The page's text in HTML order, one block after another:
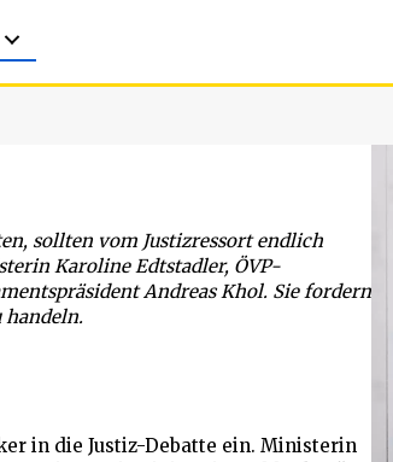
sollten vom Justizressort endlich
Karoline Edtstadler, ÖVP-
Andreas Khol. Sie fordern
handeln.
in die Justiz-Debatte ein. Ministerin